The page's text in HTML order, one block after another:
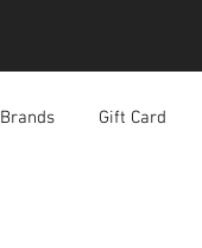
Brands Gift Card